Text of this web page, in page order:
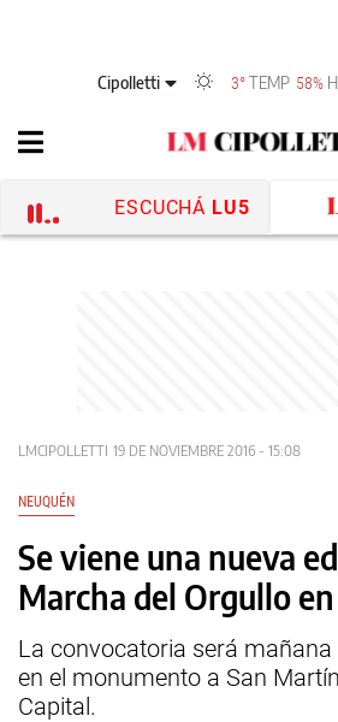
Cipolletti 3° TEMP 58%
ESCUCHÁ LU5
LMCIPOLLETTI 19 DE NOVIEMBRE 2016 - 15:08
NEUQUÉN
Se viene una nueva
Marcha del Orgullo
La convocatoria será mañana
en el monumento a San
Capital.